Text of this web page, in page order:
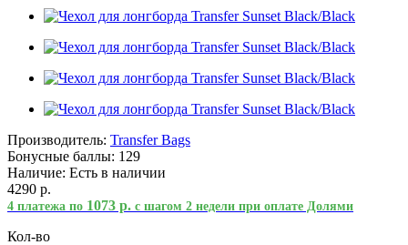
Производитель: Transfer Bags
Бонусные баллы: 129
Наличие: Есть в наличии
4290 р.
4 платежа по 1073 р. с шагом 2 недели при оплате Долями
Кол-во